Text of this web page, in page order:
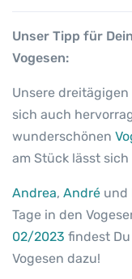
Unser Tipp für
Vogesen:
Unsere
sich auch
wunderschönen
am Stück lässt
Andrea, André und
Tage in den
02/2023 findest
Vogesen dazu!